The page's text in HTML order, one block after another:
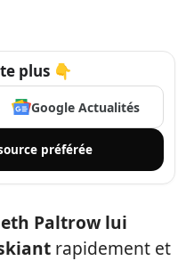
plus 👇
Google Actualités
préférée
Paltrow lui
rapidement et